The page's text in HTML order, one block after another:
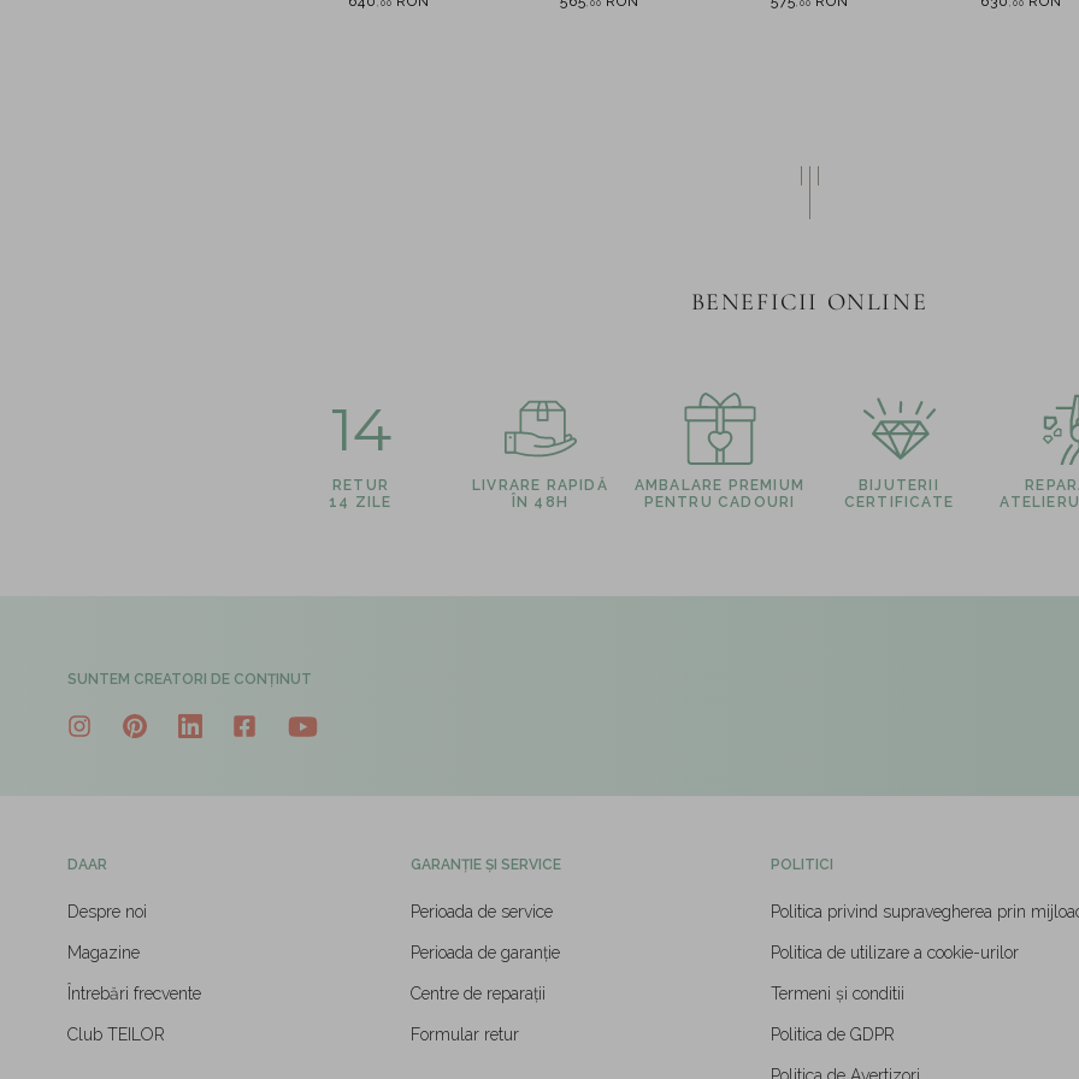
00 00
laborator
,00 00
BENEFICII ONLINE
14
RETUR
14 ZILE
LIVRARE RAPIDĂ
ÎN 48H
AMBALARE PREMIUM
PENTRU CADOURI
BIJUTERII
CERTIFICATE
SUNTEM CREATORI DE CONȚINUT
DAAR
Despre noi
Magazine
Întrebări frecvente
Club TEILOR
GARANȚIE ȘI SERVICE
Perioada de service
Perioada de garanție
Centre de reparații
Formular retur
POLITICI
Politica privind supravegherea prin
Politica de utilizare a cookie-urilor
Termeni și conditii
Politica de GDPR
Politica de Avertizori